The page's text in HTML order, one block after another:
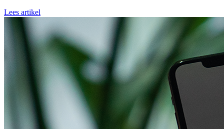
Lees artikel